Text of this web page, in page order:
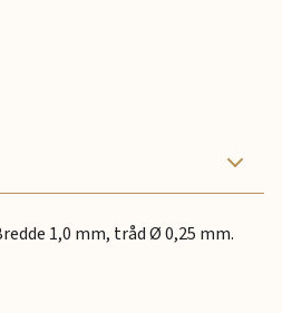
1,0 mm, tråd Ø 0,25 mm.